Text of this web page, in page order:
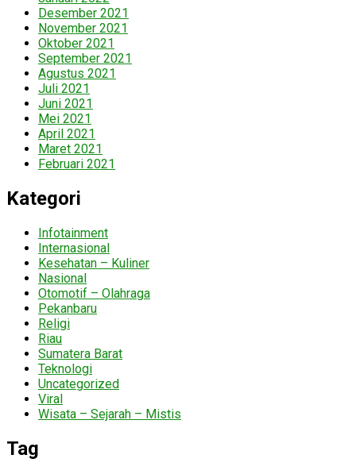
Desember 2021
November 2021
Oktober 2021
September 2021
Agustus 2021
Juli 2021
Juni 2021
Mei 2021
April 2021
Maret 2021
Februari 2021
Kategori
Infotainment
Internasional
Kesehatan – Kuliner
Nasional
Otomotif – Olahraga
Pekanbaru
Religi
Riau
Sumatera Barat
Teknologi
Uncategorized
Viral
Wisata – Sejarah – Mistis
Tag